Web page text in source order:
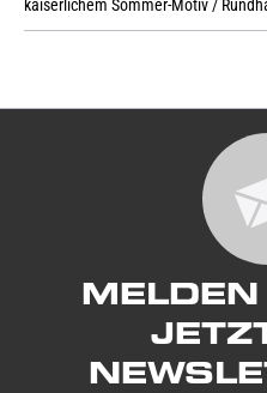
kaiserlichem Sommer-Motiv /